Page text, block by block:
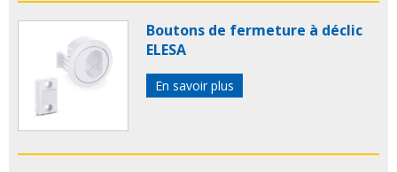
Boutons de fermeture à déclic
ELESA
En savoir plus